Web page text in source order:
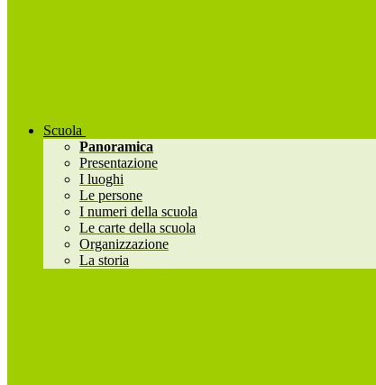
Scuola
Panoramica
Presentazione
I luoghi
Le persone
I numeri della scuola
Le carte della scuola
Organizzazione
La storia